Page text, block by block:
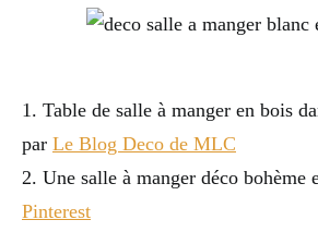
1. Table de salle à manger en bois
par Le Blog Deco de MLC
2. Une salle à manger déco bohème
Pinterest